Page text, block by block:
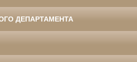
ДЕПАРТАМЕНТА